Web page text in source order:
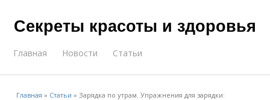
Секреты красоты и здоровья
Главная Новости Статьи
Главная » Статьи »Зарядка по утрам. Упражнения для зарядки: